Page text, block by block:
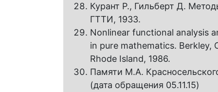
Курант Р., Гильберт Д.
ГТТИ, 1933.
Nonlinear functional analysis
in pure mathematics. Berkley,
Rhode Island, 1986.
Памяти М.А.
(дата обращения 05.11.15)